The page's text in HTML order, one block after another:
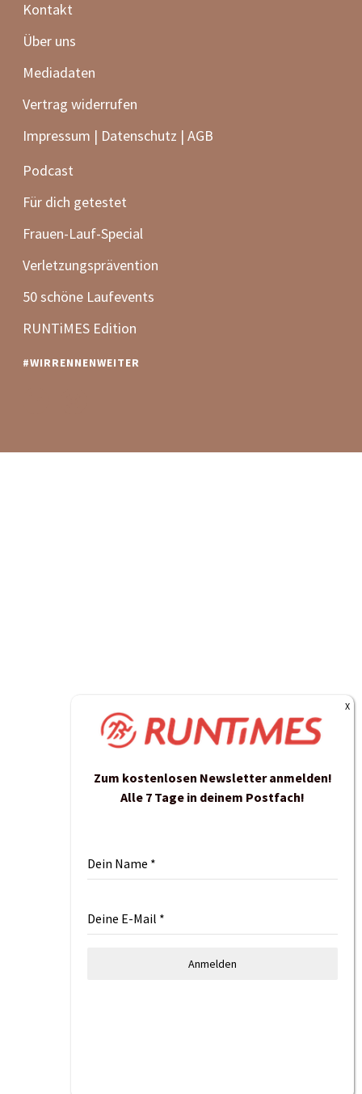
Kontakt
Über uns
Mediadaten
Vertrag widerrufen
Impressum | Datenschutz | AGB
Podcast
Für dich getestet
Frauen-Lauf-Special
Verletzungsprävention
50 schöne Laufevents
RUNTiMES Edition
#WIRRENNENWEITER
Zum kostenlosen Newsletter anmelden!
Alle 7 Tage in deinem Postfach!
Dein Name *
Deine E-Mail *
Anmelden